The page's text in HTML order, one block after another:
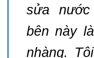
sửa
bên này
nhàng.